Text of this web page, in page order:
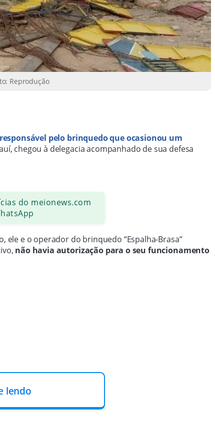
Reprodução
pelo brinquedo que ocasionou um
chegou à delegacia acompanhado de sua defesa
do meionews.com
e o operador do brinquedo “Espalha-Brasa”
não havia autorização para o seu funcionamento
lendo